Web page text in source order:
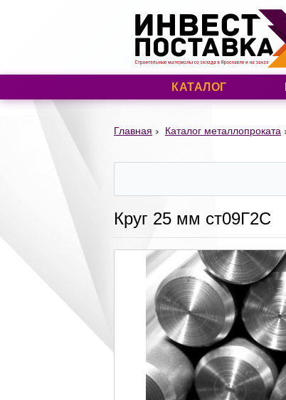
КАТАЛОГ
Главная Каталог металлопроката
Круг 25 мм ст09Г2С